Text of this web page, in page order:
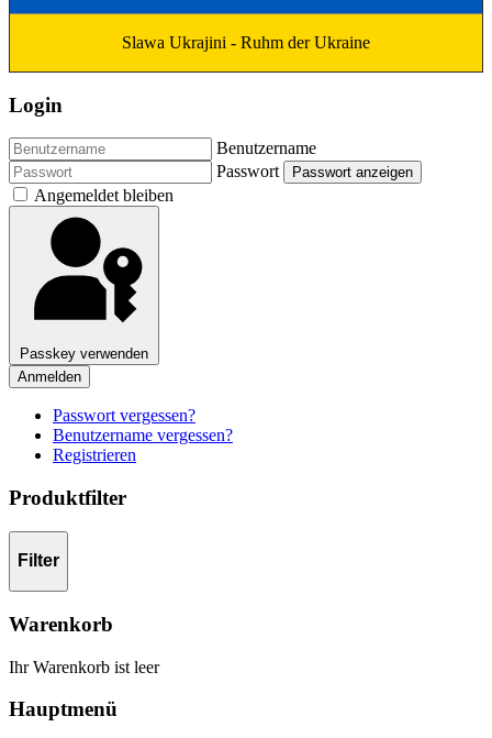
Slawa Ukrajini - Ruhm der Ukraine
Login
Benutzername
Passwort
Passwort anzeigen
Angemeldet bleiben
Passkey verwenden
Anmelden
Passwort vergessen?
Benutzername vergessen?
Registrieren
Produktfilter
Filter
Warenkorb
Ihr Warenkorb ist leer
Hauptmenü